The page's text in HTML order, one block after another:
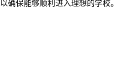
确保能够顺利进入理想的学校。